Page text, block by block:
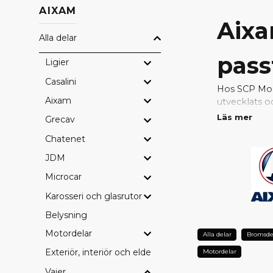
AIXAM
Alla delar
Ligier
Casalini
Aixam
Grecav
Chatenet
JDM
Microcar
Karosseri och glasrutor
Belysning
Motordelar
Exteriör, interiör och eldetaljer
Hos SCP
utvecklats
passform,
problemfri.
Bevarad
Lång
Läs mer
Alla delar
Motordelar